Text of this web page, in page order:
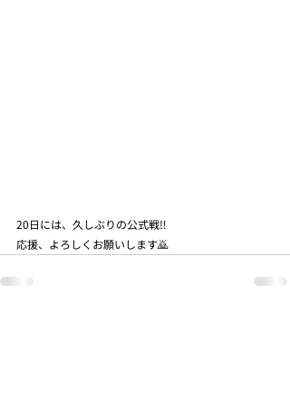
20日には、久しぶりの公式戦‼️
応援、よろしくお願いします🙇